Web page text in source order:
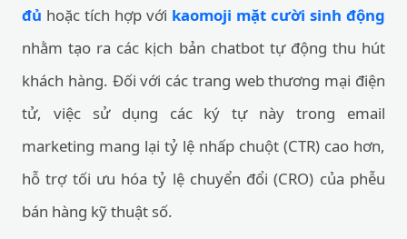
đủ hoặc tích hợp với kaomoji mặt cười sinh động
nhằm tạo ra các kịch bản chatbot tự động thu hút
khách hàng. Đối với các trang web thương mại điện
tử, việc sử dụng các ký tự này trong email
marketing mang lại tỷ lệ nhấp chuột (CTR) cao hơn,
hỗ trợ tối ưu hóa tỷ lệ chuyển đổi (CRO) của phễu
bán hàng kỹ thuật số.